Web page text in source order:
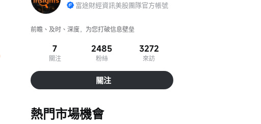
富途財經資訊美股團隊官方帳號
前瞻、及时、深度，为您打破信息壁垒
7
關注
2485
粉絲
3272
來訪
關注
熱門市場機會